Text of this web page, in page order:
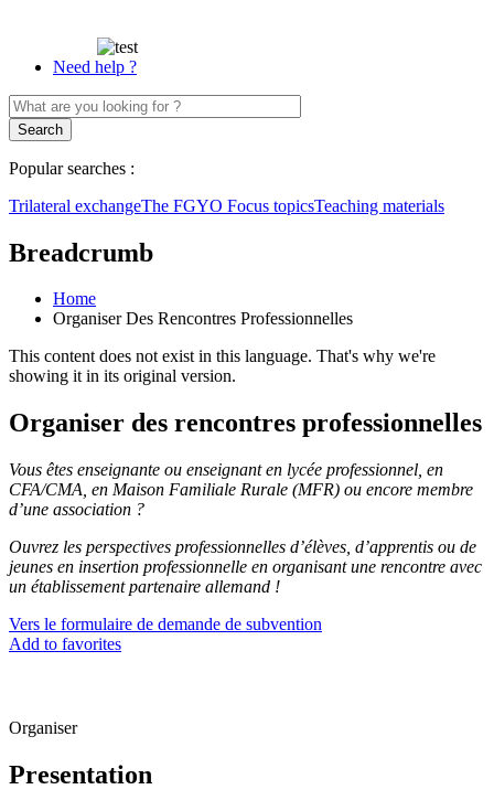
Need help ?
Popular searches :
Trilateral exchangeThe FGYO Focus topicsTeaching materials
Breadcrumb
Home
Organiser Des Rencontres Professionnelles
This content does not exist in this language. That's why we're
showing it in its original version.
Organiser des rencontres professionnelles
Vous êtes enseignante ou enseignant en lycée professionnel, en
CFA/CMA, en Maison Familiale Rurale (MFR) ou encore membre
d’une association ?
Ouvrez les perspectives professionnelles d’élèves, d’apprentis ou de
jeunes en insertion professionnelle en organisant une rencontre avec
un établissement partenaire allemand !
Vers le formulaire de demande de subvention
Add to favorites
Organiser
Presentation